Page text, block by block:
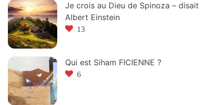
Je crois au Dieu de Spinoza – disait
Albert Einstein
13
Qui est Siham FICIENNE ?
6